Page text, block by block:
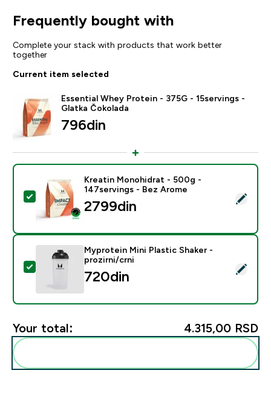
Frequently bought with
Complete your stack with products that work better
together
Current item selected
Essential Whey Protein - 375G - 15servings -
Glatka Čokolada
796din‎
Select this product - Kreatin Monohidrat - 500g -
Kreatin Monohidrat - 500g -
147servings - Bez Arome
2799din‎
Select this product - Myprotein Mini Plastic Shaker -
Myprotein Mini Plastic Shaker -
prozirni/crni
720din‎
Your total: 4.315,00 RSD‎